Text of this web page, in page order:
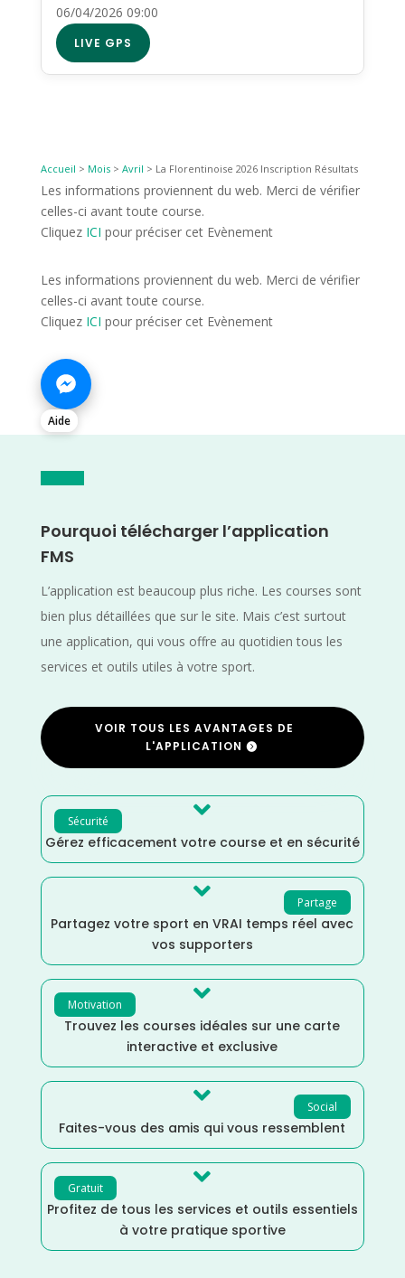
06/04/2026 09:00
LIVE GPS
Accueil > Mois> Avril > La Florentinoise 2026 Inscription Résultats
Les informations proviennent du web. Merci de vérifier
celles-ci avant toute course.
Cliquez ICI pour préciser cet Evènement
Les informations proviennent du web. Merci de vérifier
celles-ci avant toute course.
Cliquez ICI pour préciser cet Evènement
Aide
Pourquoi télécharger l’application
FMS
L’application est beaucoup plus riche. Les courses sont
bien plus détaillées que sur le site. Mais c’est surtout
une application, qui vous offre au quotidien tous les
services et outils utiles à votre sport.
VOIR TOUS LES AVANTAGES DE
L'APPLICATION
Sécurité 
Gérez efficacement votre course et en sécurité
Partage

Partagez votre sport en VRAI temps réel avec
vos supporters
Motivation 
Trouvez les courses idéales sur une carte
interactive et exclusive
Social

Faites-vous des amis qui vous ressemblent
Gratuit 
Profitez de tous les services et outils essentiels
à votre pratique sportive